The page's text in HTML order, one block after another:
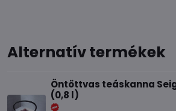
Alternatív termékek
Öntöttvas teáskanna
(0,8 l)